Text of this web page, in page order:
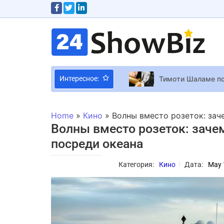
Интересное:
Тимоти Шаламе
Цветное зрение
Роскошный
Каран скоро
Вот это теща у
Эллен
Home » Кино » Волны вместо розеток:
Волны вместо розеток:
посреди океана
Категория: Кино Дата: May